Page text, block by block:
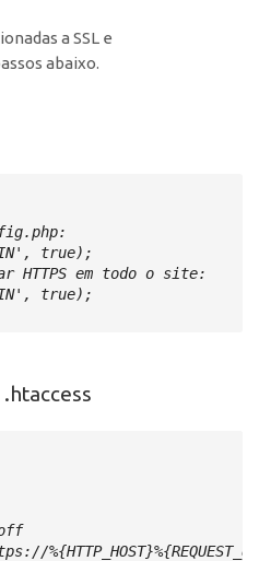
a SSL e
abaixo.
true);
HTTPS em todo o site:
true);
off